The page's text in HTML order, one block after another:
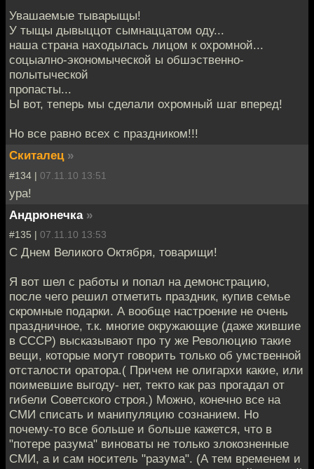
Увашаемые тыварыщы!
У тыщы дывыццот сымнаццатом оду...
наша страна находылась лицом к охромной...
соцыално-экономыческой ы обшэственно-
полытыческой
пропасты...
Ы вот, теперь мы сделали охромный шаг вперед!
Но все равно всех с праздником!!!
Скиталец »
#134 | 07.11.10 13:51
ура!
Андрюнечка »
#135 | 07.11.10 13:53
C Днем Великого Октября, товарищи!
Я вот шел с работы и попал на демонстрацию,
после чего решил отметить праздник, купив семье
скромные подарки. А вообще настроение не очень
праздничное, т.к. многие окружающие (даже жившие
в СССР) высказывают про ту же Революцию такие
вещи, которые могут говорить только об умственной
отсталости оратора.( Причем не олигархи какие, или
поимевшие выгоду- нет, текто как раз прогадал от
гибели Советского строя.) Можно, конечно все на
СМИ списать и манипуляцию сознанием. Но
почему-то все больше и больше кажется, что в
"потере разума" виноваты не только злокозненные
СМИ, а и сам носитель "разума". (А тем временем и